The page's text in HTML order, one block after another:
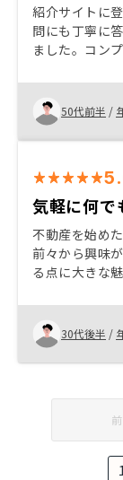
紹介サイトに
問にも丁寧に
ました。コン
誘がないとこ
た提案を親身
ですね。 特にありませんが、森下さんには凄くお世話に
なっており、
50代前半 /
気軽に何で
不動産を始め
前々から興味
る点に大きな魅力を感じた。
当の方がポジ
リ完結でわか
30代後半 /